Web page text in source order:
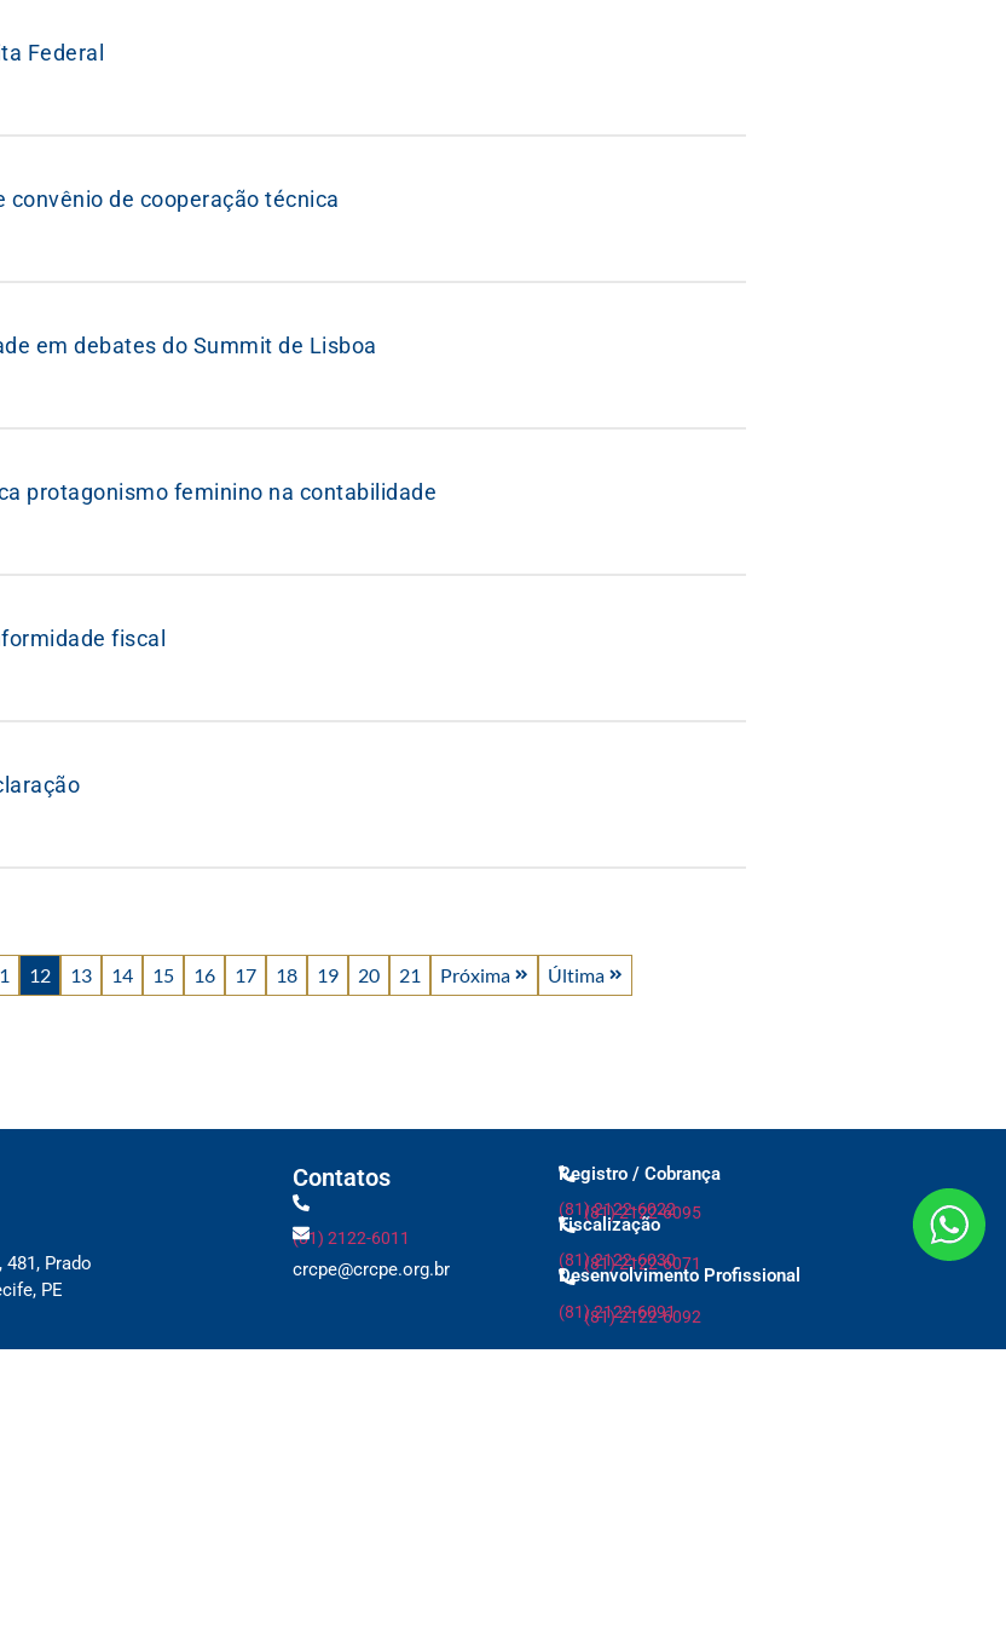
Federal
convênio de cooperação técnica
em debates do Summit de Lisboa
protagonismo feminino na contabilidade
fiscal
12 13 14 15 16 17 18 19 20 21 Próxima Última
481, Prado
PE
Contatos
(81) 2122-6011
crcpe@crcpe.org.br
Registro / Cobrança
(81) 2122-6022
(81) 2122-6095
Fiscalização
(81) 2122-6030
(81) 2122-6071
Desenvolvimento Profissional
(81) 2122-6091
(81) 2122-6092